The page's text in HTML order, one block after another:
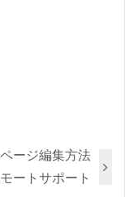
ージ編集方法
ートサポート